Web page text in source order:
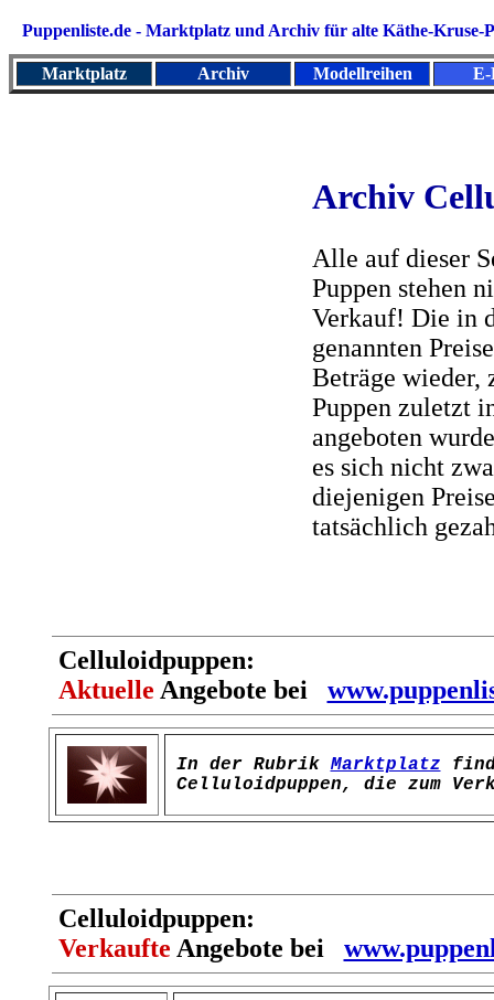
Puppenliste.de - Marktplatz und Archiv für alte Käthe-Kruse-
Marktplatz Archiv Modellreihen
Archiv
Alle auf dieser
Puppen stehen
Verkauf! Die in
genannten
Beträge wieder,
Puppen zuletzt
angeboten
es sich nicht
diejenigen
tatsächlich
Celluloidpuppen:
Aktuelle Angebote bei
In der Rubrik Marktplatz
Celluloidpuppen, die zum
Celluloidpuppen:
Verkaufte Angebote bei